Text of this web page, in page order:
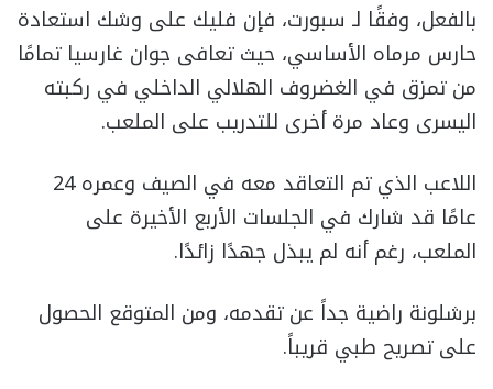
بالفعل، وفقًا لـ سبورت، فإن فليك على وشك استعادة
حارس مرماه الأساسي، حيث تعافى جوان غارسيا تمامًا
من تمزق في الغضروف الهلالي الداخلي في ركبته
اليسرى وعاد مرة أخرى للتدريب على الملعب.
اللاعب الذي تم التعاقد معه في الصيف وعمره 24
عامًا قد شارك في الجلسات الأربع الأخيرة على
الملعب، رغم أنه لم يبذل جهدًا زائدًا.
برشلونة راضية جداً عن تقدمه، ومن المتوقع الحصول
على تصريح طبي قريباً.